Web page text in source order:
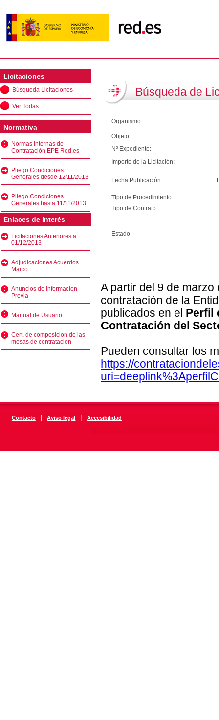
Licitaciones
Búsqueda Licitaciones
Ver Todas
Normativa
Normas Internas de
Contratación EPE Red.es
Pliego Condiciones
Generales desde 12/11/2013
Pliego Condiciones
Generales hasta 11/11/2013
Enlaces de interés
Licitaciones Anteriores a
01/12/2013
Adjudicaciones Acuerdos
Marco
Anuncios de Informacion
Previa
Manual de Usuario
Cert. de composicion de las
mesas de contratacion
Búsqueda de
Organismo:
Objeto:
Nº Expediente:
Importe de la Licitación:
Fecha Publicación:
Tipo de Procedimiento:
Tipo de Contrato:
Estado:
A partir del 9 de
contratación de la
publicados en el Perfil
Contratación del
Pueden consultar los
https://
Contacto | Aviso legal | Accesibilidad